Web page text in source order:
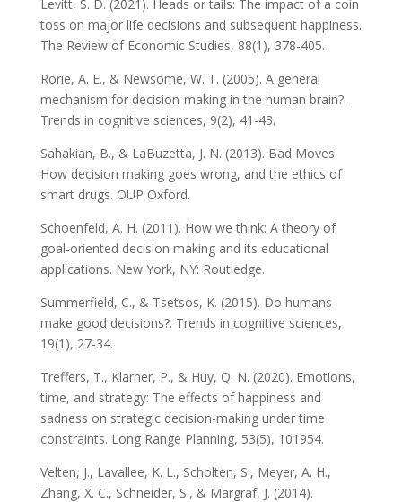
Levitt, S. D. (2021). Heads or tails: The impact of a coin
toss on major life decisions and subsequent happiness.
The Review of Economic Studies, 88(1), 378-405.
Rorie, A. E., & Newsome, W. T. (2005). A general
mechanism for decision-making in the human brain?.
Trends in cognitive sciences, 9(2), 41-43.
Sahakian, B., & LaBuzetta, J. N. (2013). Bad Moves:
How decision making goes wrong, and the ethics of
smart drugs. OUP Oxford.
Schoenfeld, A. H. (2011). How we think: A theory of
goal-oriented decision making and its educational
applications. New York, NY: Routledge.
Summerfield, C., & Tsetsos, K. (2015). Do humans
make good decisions?. Trends in cognitive sciences,
19(1), 27-34.
Treffers, T., Klarner, P., & Huy, Q. N. (2020). Emotions,
time, and strategy: The effects of happiness and
sadness on strategic decision-making under time
constraints. Long Range Planning, 53(5), 101954.
Velten, J., Lavallee, K. L., Scholten, S., Meyer, A. H.,
Zhang, X. C., Schneider, S., & Margraf, J. (2014).